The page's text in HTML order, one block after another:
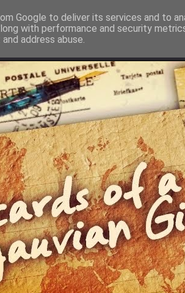
Recherche par pays
Google to deliver its services and to
with performance and security
address abuse.